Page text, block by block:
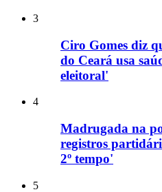
3
Ciro Gomes diz
do Ceará usa
eleitoral'
4
Madrugada na
registros
2º tempo'
5